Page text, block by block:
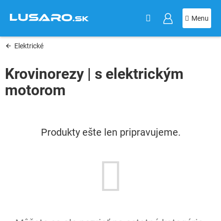
obsah
Elektrické
Krovinorezy | s elektrickým
motorom
Produkty ešte len pripravujeme.